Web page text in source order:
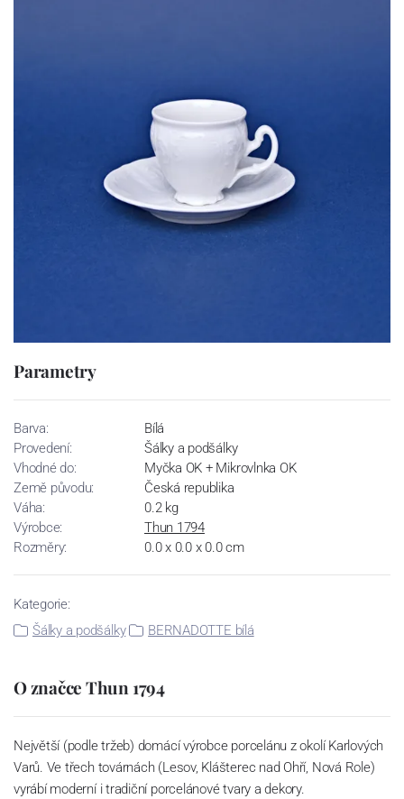
Parametry
Barva:
Bílá
Provedení:
Šálky a podšálky
Vhodné do:
Myčka OK + Mikrovlnka OK
Země původu:
Česká republika
Váha:
0.2 kg
Výrobce:
Thun 1794
Rozměry:
0.0 x 0.0 x 0.0 cm
Kategorie:
Šálky a podšálky
BERNADOTTE bílá
O značce Thun 1794
Největší (podle tržeb) domácí výrobce porcelánu z okolí Karlových
Varů. Ve třech továrnách (Lesov, Klášterec nad Ohří, Nová Role)
vyrábí moderní i tradiční porcelánové tvary a dekory.